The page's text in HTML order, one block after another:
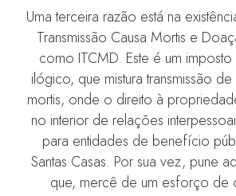
Uma terceira razão está na
Transmissão Causa Mortis e
como ITCMD. Este é um imposto
ilógico, que mistura transmissão
mortis, onde o direito à
no interior de relações
para entidades de benefício
Santas Casas. Por sua vez, pune
que, mercê de um esforço de